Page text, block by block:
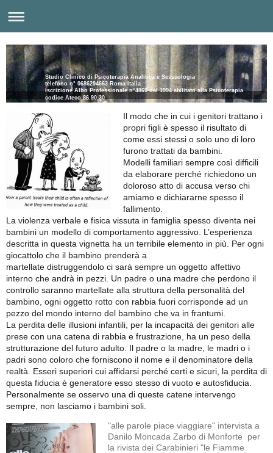
Studio Clinico di Psicoterapia Analitica e Sessuologia
telefono n° 0686294663 Roma Italia
iscrizione Albo Professionale n°4869 dal 1994 abilitato alla Psicoterapia
codice Ateco 86.90.30
Il modo che in cui i genitori trattano i
propri figli è spesso il risultato di
come essi stessi o solo uno di loro
furono trattati da bambini.
Modelli familiari sempre così difficili
da elaborare perché richiedono un
doloroso atto di accusa verso chi
amiamo e dichiararne spesso il
fallimento.
La violenza verbale e fisica vissuta in famiglia spesso diventa nei
bambini un modello di comportamento aggressivo. L’esperienza
descritta in questa vignetta ha un terribile elemento in più. Per ogni
giocattolo che il bambino prenderà a
martellate distruggendolo ci sarà sempre un oggetto affettivo
interno che andrà in pezzi. Un padre o una madre che perdono il
controllo saranno martellate alla struttura della personalità del
bambino, ogni oggetto rotto con rabbia fuori corrisponde ad un
pezzo del mondo interno del bambino che va in frantumi.
La perdita delle illusioni infantili, per la incapacità dei genitori alle
prese con una catena di rabbia e frustrazione, ha un peso della
strutturazione del futuro adulto. Il padre o la madre, le madri o i
padri sono coloro che forniscono il nome e il denominatore della
realtà. Esseri superiori cui affidarsi perché certi e sicuri, la perdita di
questa fiducia è generatore esso stesso di vuoto e autosfiducia.
Personalmente se osservo una di queste catene intervengo
sempre, non lasciamo i bambini soli.
"alle parole piace viaggiare" intervista a
Danilo Moncada Zarbo di Monforte per
la rivista dei Carabinieri "le Fiamme